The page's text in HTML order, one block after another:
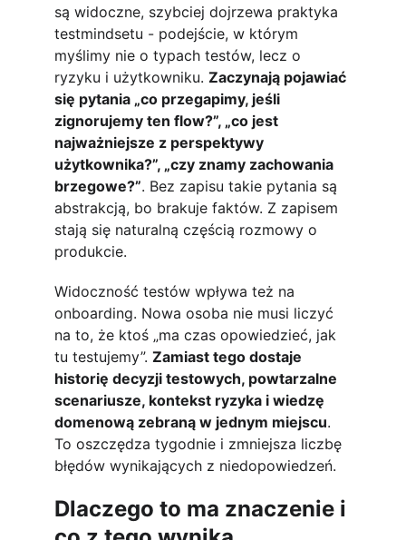
są widoczne, szybciej dojrzewa praktyka
testmindsetu - podejście, w którym
myślimy nie o typach testów, lecz o
ryzyku i użytkowniku. Zaczynają pojawiać
się pytania „co przegapimy, jeśli
zignorujemy ten flow?”, „co jest
najważniejsze z perspektywy
użytkownika?”, „czy znamy zachowania
brzegowe?”. Bez zapisu takie pytania są
abstrakcją, bo brakuje faktów. Z zapisem
stają się naturalną częścią rozmowy o
produkcie.
Widoczność testów wpływa też na
onboarding. Nowa osoba nie musi liczyć
na to, że ktoś „ma czas opowiedzieć, jak
tu testujemy”. Zamiast tego dostaje
historię decyzji testowych, powtarzalne
scenariusze, kontekst ryzyka i wiedzę
domenową zebraną w jednym miejscu.
To oszczędza tygodnie i zmniejsza liczbę
błędów wynikających z niedopowiedzeń.
Dlaczego to ma znaczenie i